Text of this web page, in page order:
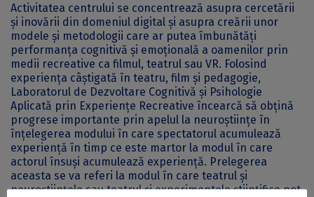
Activitatea centrului se concentrează asupra cercetării
și inovării din domeniul digital și asupra creării unor
modele și metodologii care ar putea îmbunătăți
performanța cognitivă și emoțională a oamenilor prin
medii recreative ca filmul, teatrul sau VR. Folosind
experiența câștigată în teatru, film și pedagogie,
Laboratorul de Dezvoltare Cognitivă și Psihologie
Aplicată prin Experiențe Recreative încearcă să obțină
progrese importante prin apelul la neuroștiințe în
înțelegerea modului în care spectatorul acumulează
experiență în timp ce este martor la modul în care
actorul însuși acumulează experiență. Prelegerea
aceasta se va referi la modul în care teatrul și
neuroștiințele sau teatrul și experimentele științifice pot